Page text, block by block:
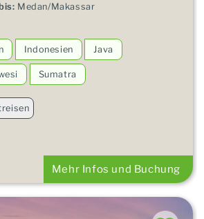
Medan/Makassar
Indonesien Java
Sumatra
Mehr Infos und Buchung